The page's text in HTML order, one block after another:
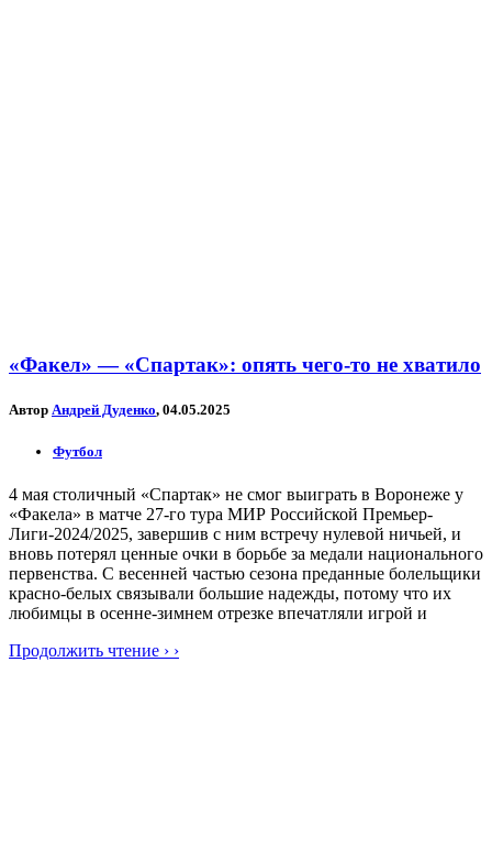
«Факел» — «Спартак»: опять чего-то не хватило
Автор Андрей Дуденко, 04.05.2025
Футбол
4 мая столичный «Спартак» не смог выиграть в Воронеже у
«Факела» в матче 27-го тура МИР Российской Премьер-
Лиги-2024/2025, завершив с ним встречу нулевой ничьей, и
вновь потерял ценные очки в борьбе за медали национального
первенства. С весенней частью сезона преданные болельщики
красно-белых связывали большие надежды, потому что их
любимцы в осенне-зимнем отрезке впечатляли игрой и
Продолжить чтение › ›